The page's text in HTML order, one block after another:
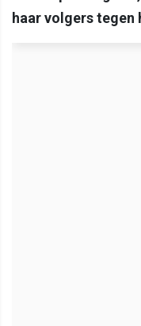
haar volgers tegen